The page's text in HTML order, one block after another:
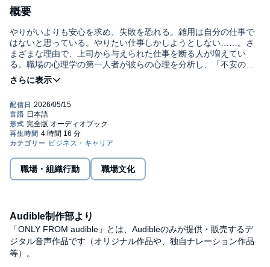
概要
やりがいよりも安心を求め、失敗を恐れる。雑用は自分の仕事で
はないと思っている。やりたい仕事しかしようとしない……。さ
まざまな理由で、上司から与えられた仕事を断る人が増えてい
る。職場の心理学の第一人者が彼らの心理を分析し、「不安の強
い人に『もっと自信をもって、ポジティブにいこう』などと言う
と、とんでもないことになったりする」など、知っているのと知
【職場にこんな人、いませんか？】
●興味がないと言って仕事を断る
●諦めずに何とかするという気力がない
●自分には「できない」と言う権利があると思っている
●管理職になるのを避けようとする
●キャリアに傷がつくのを恐れ、予防線を張る
●能力の問題――たとえば、データをもとに説明することができな
い
●好き嫌いを仕事にもち込む
●実力不足なのに、クリエイティブな仕事しかしたがらない
職場・組織行動 職場文化
Audible制作部より
「ONLY FROM audible」とは、Audibleのみが提供・販売するデ
ジタル音声作品です（オリジナル作品や、独自ナレーション作品
等）。